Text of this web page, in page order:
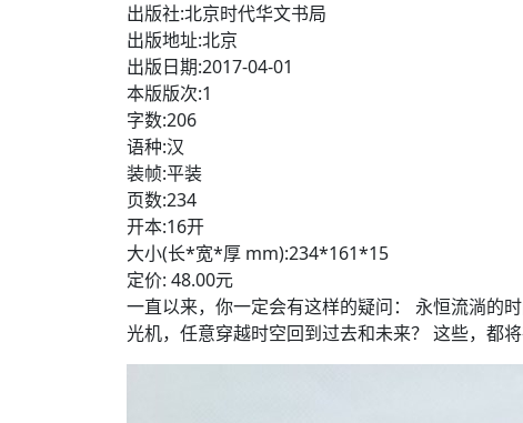
出版社:北京时代华文书局
出版地址:北京
出版日期:2017-04-01
本版版次:1
字数:206
语种:汉
装帧:平装
页数:234
开本:16开
大小(长*宽*厚 mm):234*161*15
定价: 48.00元
一直以来，你一定会有这样的疑问： 永恒流淌的
光机，任意穿越时空回到过去和未来？ 这些，都